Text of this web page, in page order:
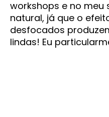
workshops e no meu
natural, já que o
desfocados
lindas! Eu